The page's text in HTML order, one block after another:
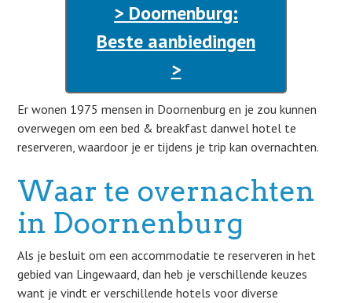
> Doornenburg:
Beste aanbiedingen
>
Er wonen 1975 mensen in Doornenburg en je zou kunnen
overwegen om een bed & breakfast danwel hotel te
reserveren, waardoor je er tijdens je trip kan overnachten.
Waar te overnachten
in Doornenburg
Als je besluit om een accommodatie te reserveren in het
gebied van Lingewaard, dan heb je verschillende keuzes
want je vindt er verschillende hotels voor diverse